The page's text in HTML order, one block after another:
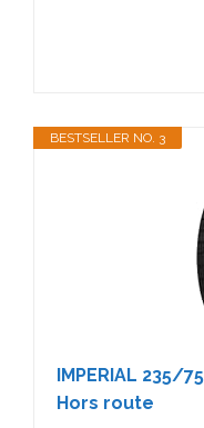
BESTSELLER NO. 3
IMPERIAL 235/
Hors route